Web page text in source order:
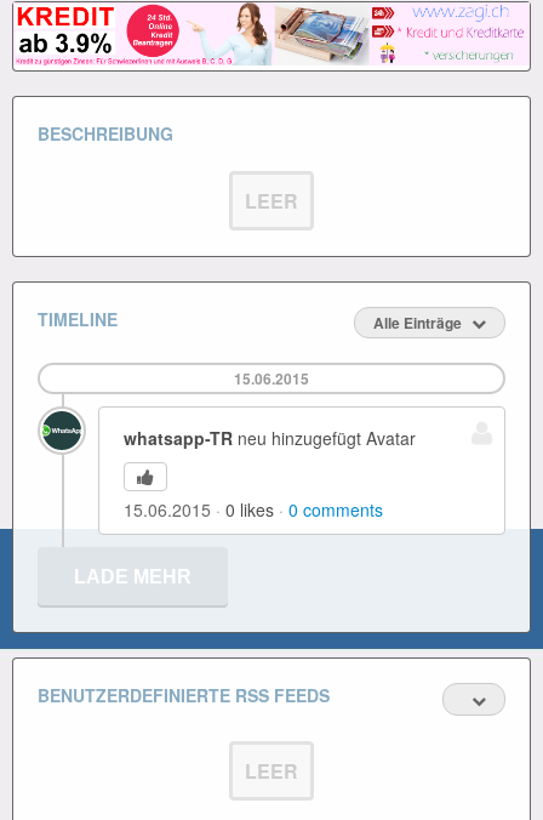
BESCHREIBUNG
LEER
TIMELINE Alle Einträge
15.06.2015
whatsapp-TR neu hinzugefügt Avatar
15.06.2015 0 likes 0 comments
LADE MEHR
BENUTZERDEFINIERTE RSS FEEDS
LEER